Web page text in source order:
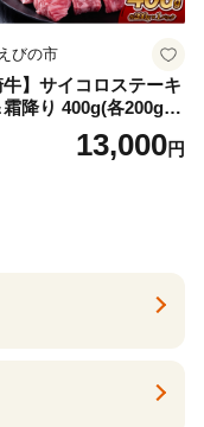
びの市
牛】サイコロステーキ
降り 400g(各200g×
2P) 真空パック 冷凍
13,000円